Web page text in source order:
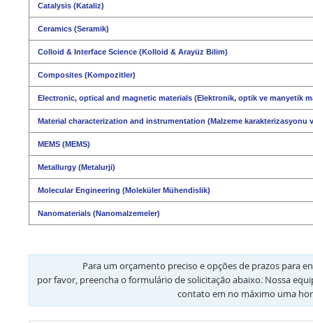
Catalysis (Kataliz)
Ceramics (Seramik)
Colloid & Interface Science (Kolloid & Arayüz Bilim)
Composites (Kompozitler)
Electronic, optical and magnetic materials (Elektronik, optik ve manyetik
Material characterization and instrumentation (Malzeme karakterizasyonu
MEMS (MEMS)
Metallurgy (Metalurji)
Molecular Engineering (Moleküler Mühendislik)
Nanomaterials (Nanomalzemeler)
Para um orçamento preciso e opções de prazos para
por favor, preencha o formulário de solicitação abaixo. Nossa
contato em no máximo uma